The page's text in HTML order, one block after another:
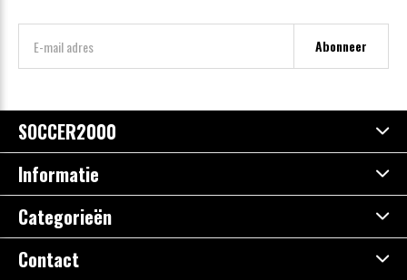
Abonneer
SOCCER2000
Informatie
Categorieën
Contact